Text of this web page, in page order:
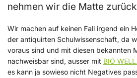
nehmen wir die Matte
Wir machen auf keinen Fall irgend ein
der antiquirten Schulwissenschaft, da
voraus sind und mit diesen bekannten
nachweisbar sind, ausser mit BIO WELL.
es kann ja sowieso nicht Negatives